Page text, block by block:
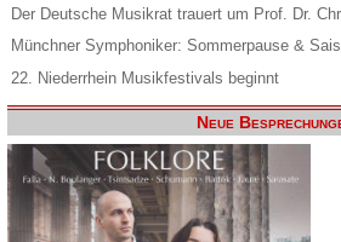
Der Deutsche Musikrat trauert um Prof. Dr.
Münchner Symphoniker: Sommerpause &
22. Niederrhein Musikfestivals beginnt
Neue